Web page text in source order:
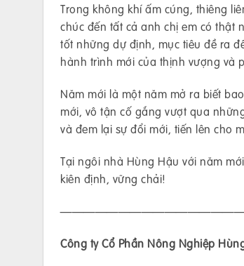
Trong không khí ấm cúng, thiêng
chúc đến tất cả anh chị em có thật
tốt những dự định, mục tiêu đề ra
hành trình mới của thịnh vượng và
Năm mới là một năm mở ra biết
mới, vô tận cố gắng vượt qua
và đem lại sự đổi mới, tiến lên cho
Tại ngôi nhà Hùng Hậu với năm
kiên định, vững chải!
Công ty Cổ Phần Nông Nghiệp